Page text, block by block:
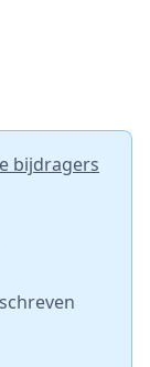
bijdragers